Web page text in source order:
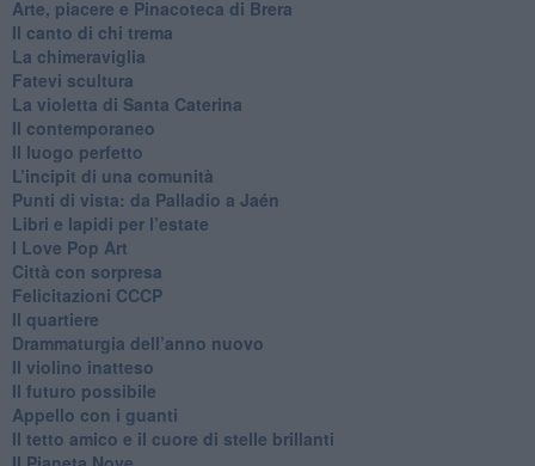
Arte, piacere e Pinacoteca di Brera
​Il canto di chi trema
La chimeraviglia
​Fatevi scultura
​La violetta di Santa Caterina
​Il contemporaneo
​Il luogo perfetto
​L’incipit di una comunità
Punti di vista: da Palladio a Jaén
​Libri e lapidi per l’estate
​I Love Pop Art
Città con sorpresa
Felicitazioni CCCP
​Il quartiere
​Drammaturgia dell’anno nuovo
​Il violino inatteso
​Il futuro possibile
​Appello con i guanti
​Il tetto amico e il cuore di stelle brillanti